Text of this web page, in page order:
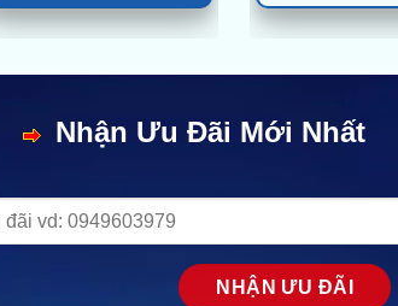
Nhận Ưu Đãi Mới Nhất